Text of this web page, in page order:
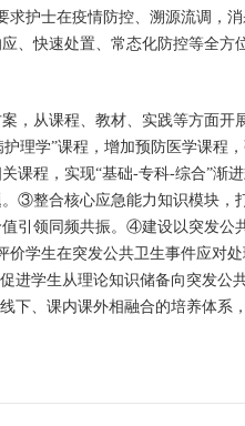
护士在疫情防控、溯源流调，
、快速处置、常态化防控等全方
，从课程、教材、实践等方面
理学”课程，增加预防医学课程
程，实现“基础-专科-综合”渐
③整合核心应急能力知识模块，
引领同频共振。④建设以突发公
价学生在突发公共卫生事件应
进学生从理论知识储备向突发公
下、课内课外相融合的培养体系